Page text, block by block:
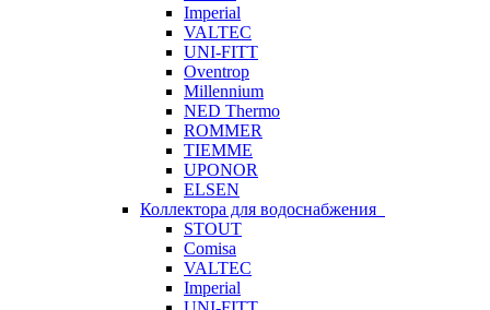
Imperial
VALTEC
UNI-FITT
Oventrop
Millennium
NED Thermo
ROMMER
TIEMME
UPONOR
ELSEN
Коллектора для водоснабжения
STOUT
Comisa
VALTEC
Imperial